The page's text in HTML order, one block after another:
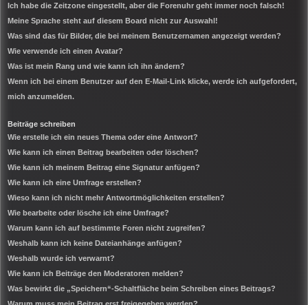
Ich habe die Zeitzone eingestellt, aber die Forenuhr geht immer noch falsch!
Meine Sprache steht auf diesem Board nicht zur Auswahl!
Was sind das für Bilder, die bei meinem Benutzernamen angezeigt werden?
Wie verwende ich einen Avatar?
Was ist mein Rang und wie kann ich ihn ändern?
Wenn ich bei einem Benutzer auf den E-Mail-Link klicke, werde ich aufgefordert,
mich anzumelden.
Beiträge schreiben
Wie erstelle ich ein neues Thema oder eine Antwort?
Wie kann ich einen Beitrag bearbeiten oder löschen?
Wie kann ich meinem Beitrag eine Signatur anfügen?
Wie kann ich eine Umfrage erstellen?
Wieso kann ich nicht mehr Antwortmöglichkeiten erstellen?
Wie bearbeite oder lösche ich eine Umfrage?
Warum kann ich auf bestimmte Foren nicht zugreifen?
Weshalb kann ich keine Dateianhänge anfügen?
Weshalb wurde ich verwarnt?
Wie kann ich Beiträge den Moderatoren melden?
Was bewirkt die „Speichern“-Schaltfläche beim Schreiben eines Beitrags?